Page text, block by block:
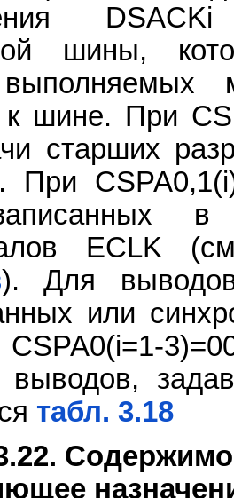
шины,
шине. При
старших
При
ECLK
). Для
или
выводов,
табл. 3.18